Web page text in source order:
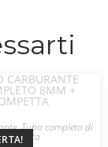
,Tubo completo di
pompetta